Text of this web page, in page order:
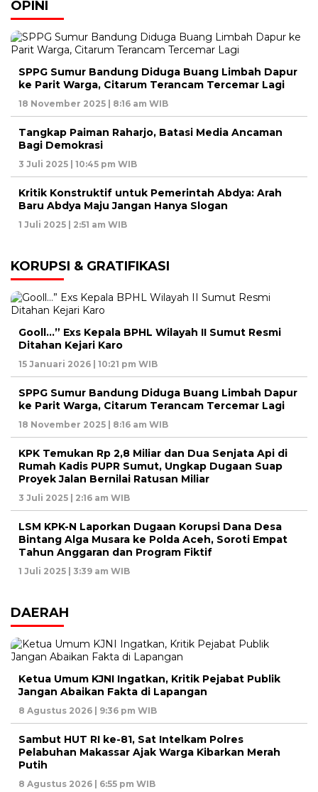
OPINI
SPPG Sumur Bandung Diduga Buang Limbah Dapur
ke Parit Warga, Citarum Terancam Tercemar Lagi
18 November 2025 | 8:16 am WIB
Tangkap Paiman Raharjo, Batasi Media Ancaman
Bagi Demokrasi
3 Juli 2025 | 10:45 pm WIB
Kritik Konstruktif untuk Pemerintah Abdya: Arah
Baru Abdya Maju Jangan Hanya Slogan
1 Juli 2025 | 2:51 am WIB
KORUPSI & GRATIFIKASI
Gooll…” Exs Kepala BPHL Wilayah II Sumut Resmi
Ditahan Kejari Karo
15 Januari 2026 | 10:21 pm WIB
SPPG Sumur Bandung Diduga Buang Limbah Dapur
ke Parit Warga, Citarum Terancam Tercemar Lagi
18 November 2025 | 8:16 am WIB
KPK Temukan Rp 2,8 Miliar dan Dua Senjata Api di
Rumah Kadis PUPR Sumut, Ungkap Dugaan Suap
Proyek Jalan Bernilai Ratusan Miliar
3 Juli 2025 | 2:16 am WIB
LSM KPK-N Laporkan Dugaan Korupsi Dana Desa
Bintang Alga Musara ke Polda Aceh, Soroti Empat
Tahun Anggaran dan Program Fiktif
1 Juli 2025 | 3:39 am WIB
DAERAH
Ketua Umum KJNI Ingatkan, Kritik Pejabat Publik
Jangan Abaikan Fakta di Lapangan
8 Agustus 2026 | 9:36 pm WIB
Sambut HUT RI ke-81, Sat Intelkam Polres
Pelabuhan Makassar Ajak Warga Kibarkan Merah
Putih
8 Agustus 2026 | 6:55 pm WIB